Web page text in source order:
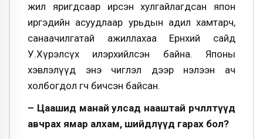
жил яригдсаар ирсэн хулгайлагдсан япон
иргэдийн асуудлаар урьдын адил хамтарч,
санаачилгатай ажиллахаа Ерөнхий сайд
У.Хүрэлсүх илэрхийлсэн байна. Японы
хэвлэлүүд энэ чиглэл дээр нэлээн ач
холбогдол өгч бичсэн байсан.
– Цаашид манай улсад нааштай өөрчлөлтүүд
авчрах ямар алхам, шийдлүүд гарах бол?